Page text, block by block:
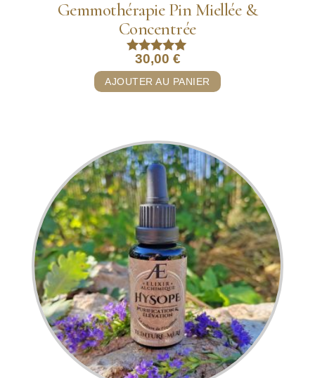
Gemmothérapie Pin Miellée &
Concentrée
Note
5.00
sur 5
30,00 €
AJOUTER AU PANIER